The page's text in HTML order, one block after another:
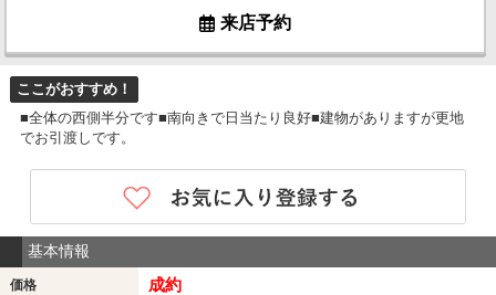
来店予約
ここがおすすめ！
■全体の西側半分です■南向きで日当たり良好■建物がありますが更地
でお引渡しです。
基本情報
価格 成約